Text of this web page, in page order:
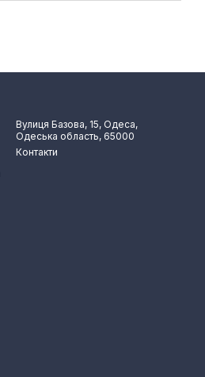
Вулиця Базова, 15, Одеса,
Одеська область, 65000
Контакти